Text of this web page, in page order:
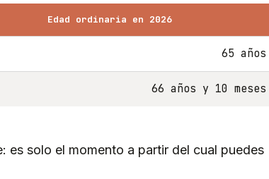
Edad ordinaria en 2026
65 años
66 años y 10 meses
es solo el momento a partir del cual puedes